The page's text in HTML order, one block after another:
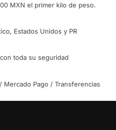
MXN el primer kilo de peso.
Estados Unidos y PR
toda su seguridad
Mercado Pago / Transferencias